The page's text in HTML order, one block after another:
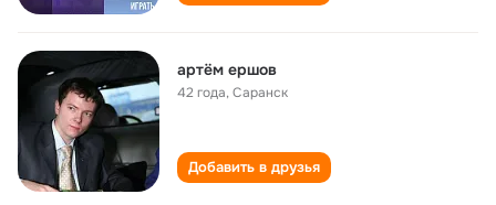
артём ершов
42 года,Саранск
Добавить в друзья